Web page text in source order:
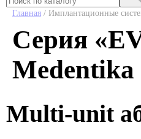
Главная / Имплантационные
Серия
Medentika
Multi-unit